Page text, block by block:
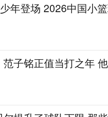
年登场 2026中国小
子铭正值当打之年